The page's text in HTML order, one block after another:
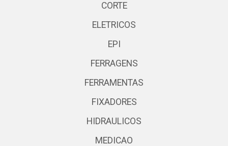
CORTE
ELETRICOS
EPI
FERRAGENS
FERRAMENTAS
FIXADORES
HIDRAULICOS
MEDICAO